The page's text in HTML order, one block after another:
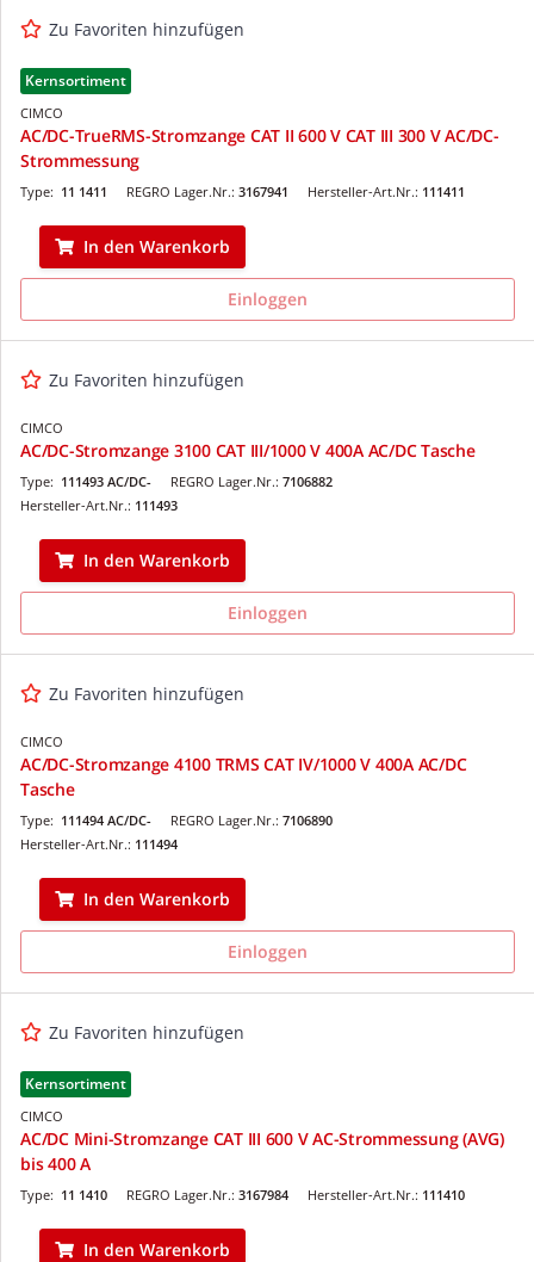
Zu Favoriten hinzufügen
Kernsortiment
CIMCO
AC/DC-TrueRMS-Stromzange CAT II 600 V CAT III 300 V AC/DC-
Strommessung
REGRO Lager.Nr.: 3167941
Type: 11 1411 Hersteller-Art.Nr.: 111411
In den Warenkorb
Einloggen
Zu Favoriten hinzufügen
CIMCO
AC/DC-Stromzange 3100 CAT III/1000 V 400A AC/DC Tasche
REGRO Lager.Nr.: 7106882
Type: 111493 AC/DC-
Hersteller-Art.Nr.: 111493
In den Warenkorb
Einloggen
Zu Favoriten hinzufügen
CIMCO
AC/DC-Stromzange 4100 TRMS CAT IV/1000 V 400A AC/DC
Tasche
REGRO Lager.Nr.: 7106890
Type: 111494 AC/DC-
Hersteller-Art.Nr.: 111494
In den Warenkorb
Einloggen
Zu Favoriten hinzufügen
Kernsortiment
CIMCO
AC/DC Mini-Stromzange CAT III 600 V AC-Strommessung (AVG)
bis 400 A
REGRO Lager.Nr.: 3167984
Type: 11 1410 Hersteller-Art.Nr.: 111410
In den Warenkorb